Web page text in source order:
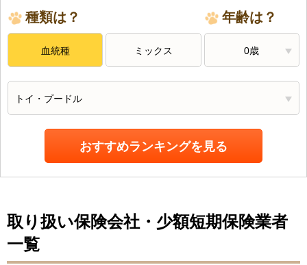
種類は？ 年齢は？
血統種 ミックス 0歳
トイ・プードル
おすすめランキングを見る
取り扱い保険会社・少額短期保険業者
一覧